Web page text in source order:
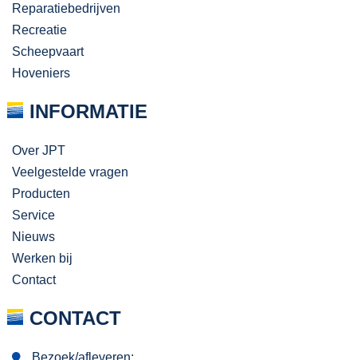
Reparatiebedrijven
Recreatie
Scheepvaart
Hoveniers
INFORMATIE
Over JPT
Veelgestelde vragen
Producten
Service
Nieuws
Werken bij
Contact
CONTACT
Bezoek/afleveren: